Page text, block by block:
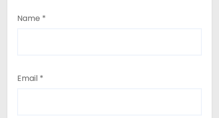
Name *
Email *